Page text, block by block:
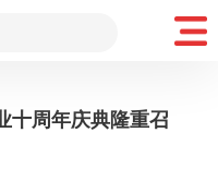
十周年庆典隆重召